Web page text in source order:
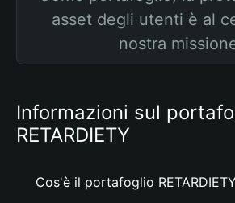
asset degli utenti è al
nostra
Informazioni sul
RETARDIETY
Cos'è il portafoglio